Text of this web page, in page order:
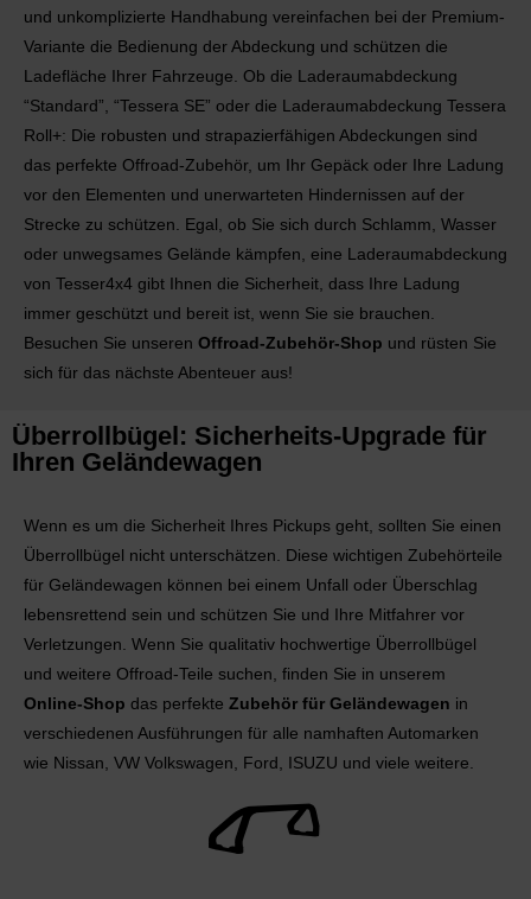
und unkomplizierte Handhabung vereinfachen bei der Premium-
Variante die Bedienung der Abdeckung und schützen die
Ladefläche Ihrer Fahrzeuge. Ob die Laderaumabdeckung
“Standard”, “Tessera SE” oder die Laderaumabdeckung Tessera
Roll+: Die robusten und strapazierfähigen Abdeckungen sind
das perfekte Offroad-Zubehör, um Ihr Gepäck oder Ihre Ladung
vor den Elementen und unerwarteten Hindernissen auf der
Strecke zu schützen. Egal, ob Sie sich durch Schlamm, Wasser
oder unwegsames Gelände kämpfen, eine Laderaumabdeckung
von Tesser4x4 gibt Ihnen die Sicherheit, dass Ihre Ladung
immer geschützt und bereit ist, wenn Sie sie brauchen.
Besuchen Sie unseren Offroad-Zubehör-Shop und rüsten Sie
sich für das nächste Abenteuer aus!
Überrollbügel: Sicherheits-Upgrade für
Ihren Geländewagen
Wenn es um die Sicherheit Ihres Pickups geht, sollten Sie einen
Überrollbügel nicht unterschätzen. Diese wichtigen Zubehörteile
für Geländewagen können bei einem Unfall oder Überschlag
lebensrettend sein und schützen Sie und Ihre Mitfahrer vor
Verletzungen. Wenn Sie qualitativ hochwertige Überrollbügel
und weitere Offroad-Teile suchen, finden Sie in unserem
Online-Shop das perfekte Zubehör für Geländewagen in
verschiedenen Ausführungen für alle namhaften Automarken
wie Nissan, VW Volkswagen, Ford, ISUZU und viele weitere.